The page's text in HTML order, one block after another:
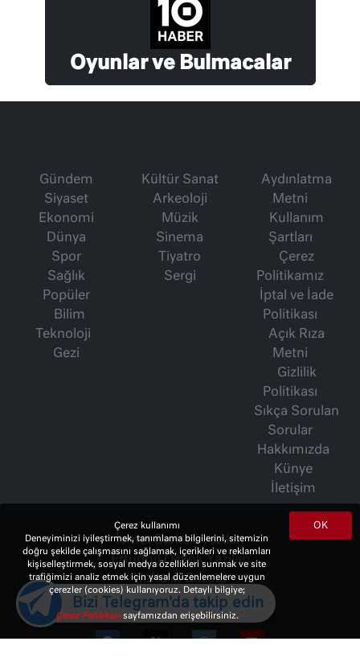
Oyunlar ve Bulmacalar
Gündem
Siyaset
Ekonomi
Dünya
Spor
Sağlık
Popüler
Bilim
Teknoloji
Gezi
Kültür Sanat
Arkeoloji
Müzik
Sinema
Tiyatro
Sergi
Aydınlatma
Metni
Kullanım
Şartları
Çerez
Politikamız
İptal ve İade
Politikası
Açık Rıza
Metni
Gizlilik
Politikası
Sıkça Sorulan
Sorular
Hakkımızda
Künye
İletişim
İsmet Berkan Yazıları
Ertuğrul Özkök Yazıları
Haftalık Gazete
OK
Çerez kullanımı
Deneyiminizi iyileştirmek, tanımlama bilgilerini, sitemizin
doğru şekilde çalışmasını sağlamak, içerikleri ve reklamları
kişiselleştirmek, sosyal medya özellikleri sunmak ve site
trafiğimizi analiz etmek için yasal düzenlemelere uygun
çerezler (cookies) kullanıyoruz. Detaylı bilgiye;
Çerez Politikasısayfamızdan erişebilirsiniz.
Bizi Telegram'da takip edin